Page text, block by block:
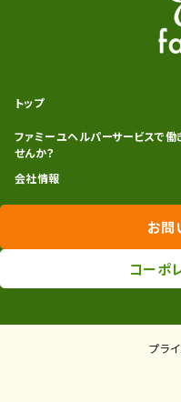
トップ
ファミーユヘルパーサービスで働
せんか？
会社情報
お問
コーポ
プラ